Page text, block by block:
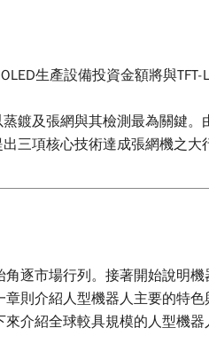
生產設備投資金額將與
鍍及張網與其檢測最為關鍵。
三項核心技術達成張網機之
逐市場行列。接著開始說明
則介紹人型機器人主要的特
介紹全球較具規模的人型機